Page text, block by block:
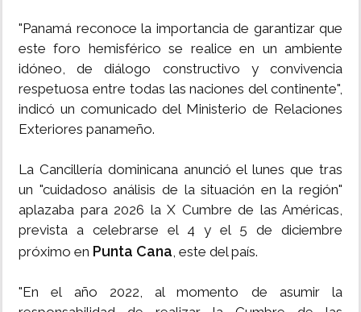
"Panamá reconoce la importancia de garantizar que
este foro hemisférico se realice en un ambiente
idóneo, de diálogo constructivo y convivencia
respetuosa entre todas las naciones del continente",
indicó un comunicado del Ministerio de Relaciones
Exteriores panameño.
La Cancillería dominicana anunció el lunes que tras
un "cuidadoso análisis de la situación en la región"
aplazaba para 2026 la X Cumbre de las Américas,
prevista a celebrarse el 4 y el 5 de diciembre
próximo en Punta Cana, este del país.
"En el año 2022, al momento de asumir la